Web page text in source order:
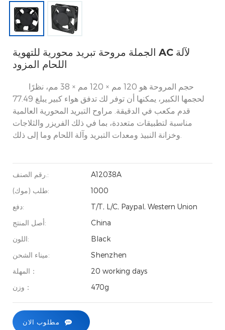
الجملة مروحة تبريد محورية للتهوية AC لآلة
اللحام المزود
حجم المروحة هو 120 مم × 120 مم × 38 مم، نظرًا
لحجمها الكبير، يمكنها أن توفر لك تدفق هواء كبير يبلغ 77.49
قدم مكعب في الدقيقة. مراوح التبريد المحورية العالمية
مناسبة لتطبيقات متعددة، بما في ذلك الفريزر والثلاجات
رقم الصنف.:
A12038A
طلب (موك):
1000
دفع:
T/T, L/C, Paypal, Western Union
أصل المنتج:
China
اللون:
Black
ميناء الشحن:
Shenzhen
المهلة：
20 working days
وزن：
470g
مطلوب الان